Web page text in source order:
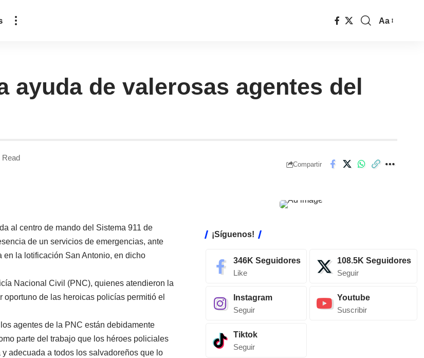
Aa
ayuda de valerosas agentes del
Read
Compartir
al centro de mando del Sistema 911 de
de un servicios de emergencias, ante
en la lotificación San Antonio, en dicho
Nacional Civil (PNC), quienes atendieron la
de las heroicas policías permitió el
agentes de la PNC están debidamente
parte del trabajo que los héroes policiales
adecuada a todos los salvadoreños que lo
¡Síguenos!
346K Seguidores
Like
108.5K Seguidores
Seguir
Instagram
Seguir
Youtube
Suscribir
Tiktok
Seguir